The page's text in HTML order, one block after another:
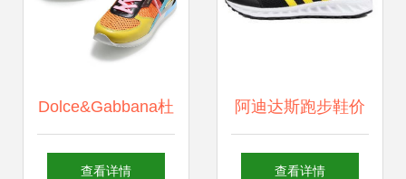
Dolce&Gabbana杜
嘉班纳女士休闲运
查看详情
阿迪达斯跑步鞋价
格查询与性价比分
查看详情